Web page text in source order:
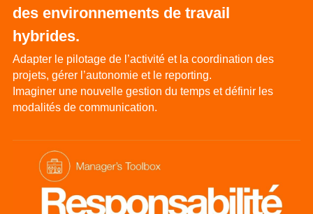
des environnements de travail
hybrides.
Adapter le pilotage de l’activité et la coordination des
projets, gérer l’autonomie et le reporting.
Imaginer une nouvelle gestion du temps et définir les
modalités de communication.